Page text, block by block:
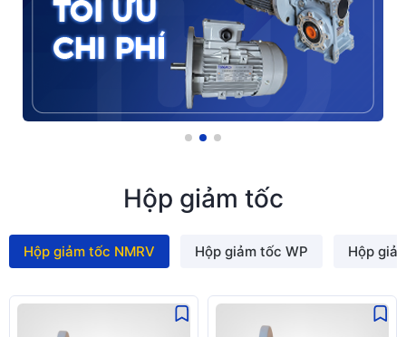
Hộp giảm tốc
Hộp giảm tốc NMRV Hộp giảm tốc WP Hộp